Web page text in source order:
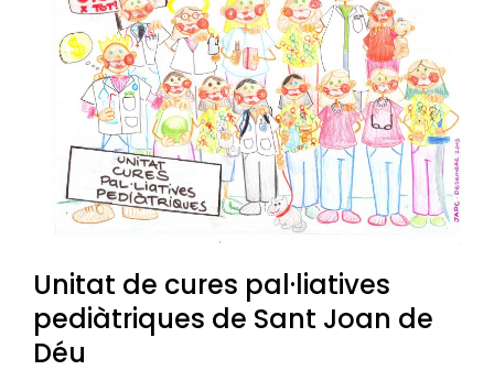
Unitat de cures pal·liatives
pediàtriques de Sant Joan de
Déu